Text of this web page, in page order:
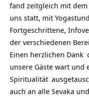
fand zeitgleich mit
uns statt, mit
Fortgeschrittene,
der verschiedenen
Einen herzlichen Dank
unsere Gäste wart und
Spiritualität
auch an alle Sevaka